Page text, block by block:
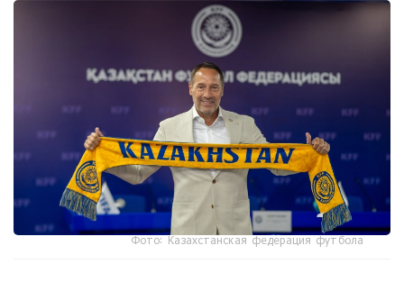
Фото: Казахстанская федерация футбола